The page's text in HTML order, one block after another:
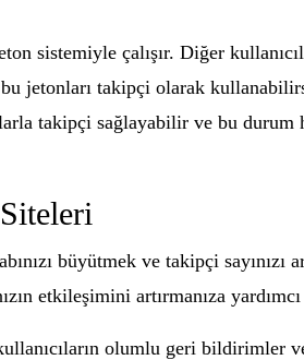
sistemiyle çalışır. Diğer
jetonları takipçi olarak
takipçi sağlayabilir ve bu
büyütmek ve takipçi
etkileşimini artırmanıza
olumlu geri